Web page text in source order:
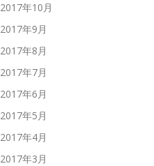
2017年10月
2017年9月
2017年8月
2017年7月
2017年6月
2017年5月
2017年4月
2017年3月